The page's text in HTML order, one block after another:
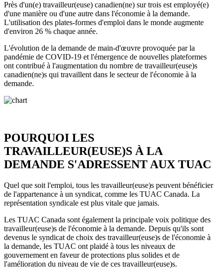
Près d'un(e) travailleur(euse) canadien(ne) sur trois est employé(e)
d'une manière ou d'une autre dans l'économie à la demande.
L'utilisation des plates-formes d'emploi dans le monde augmente
d'environ 26 % chaque année.
L'évolution de la demande de main-d'œuvre provoquée par la
pandémie de COVID-19 et l'émergence de nouvelles plateformes
ont contribué à l'augmentation du nombre de travailleur(euse)s
canadien(ne)s qui travaillent dans le secteur de l'économie à la
demande.
POURQUOI LES
TRAVAILLEUR(EUSE)S À LA
DEMANDE S'ADRESSENT AUX TUAC
Quel que soit l'emploi, tous les travailleur(euse)s peuvent bénéficier
de l'appartenance à un syndicat, comme les TUAC Canada. La
représentation syndicale est plus vitale que jamais.
Les TUAC Canada sont également la principale voix politique des
travailleur(euse)s de l'économie à la demande. Depuis qu'ils sont
devenus le syndicat de choix des travailleur(euse)s de l'économie à
la demande, les TUAC ont plaidé à tous les niveaux de
gouvernement en faveur de protections plus solides et de
l'amélioration du niveau de vie de ces travailleur(euse)s.